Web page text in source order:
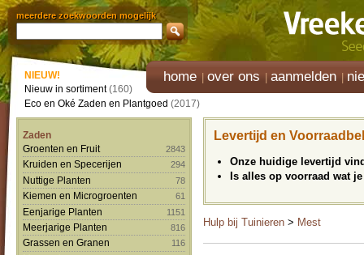
meerdere zoekwoorden mogelijk
home over ons aanmelden
NIEUW!
Nieuw in sortiment(160)
Eco en Oké Zaden en Plantgoed (2017)
Zaden
Groenten en Fruit
2843
Kruiden en Specerijen 294
Nuttige Planten 78
Kiemen en Microgroenten 61
Eenjarige Planten 1151
Meerjarige Planten 816
Grassen en Granen 116
Levertijd en
Onze huidige levertijd
Is alles op voorraad wat
Hulp bij Tuinieren > Mest